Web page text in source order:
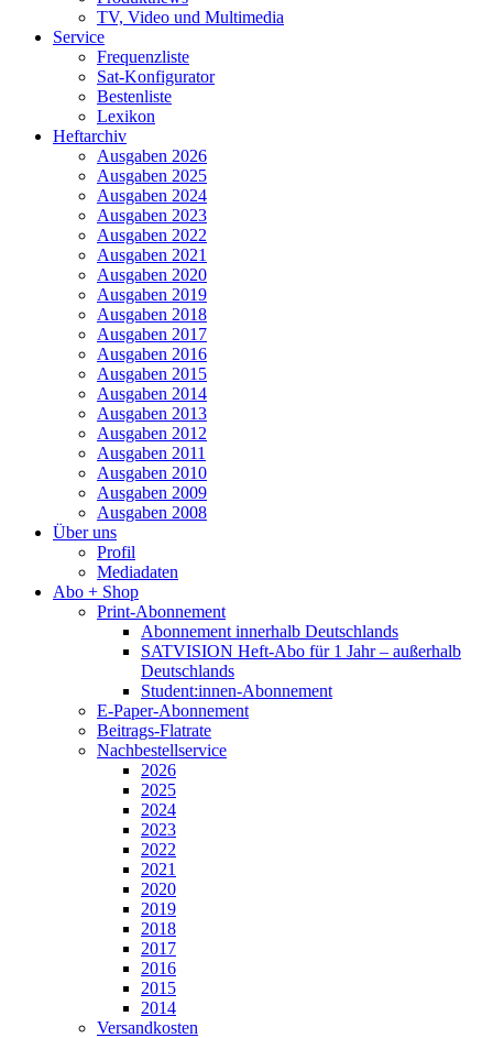
TV, Video und Multimedia
Service
Frequenzliste
Sat-Konfigurator
Bestenliste
Lexikon
Heftarchiv
Ausgaben 2026
Ausgaben 2025
Ausgaben 2024
Ausgaben 2023
Ausgaben 2022
Ausgaben 2021
Ausgaben 2020
Ausgaben 2019
Ausgaben 2018
Ausgaben 2017
Ausgaben 2016
Ausgaben 2015
Ausgaben 2014
Ausgaben 2013
Ausgaben 2012
Ausgaben 2011
Ausgaben 2010
Ausgaben 2009
Ausgaben 2008
Über uns
Profil
Mediadaten
Abo + Shop
Print-Abonnement
Abonnement innerhalb Deutschlands
SATVISION Heft-Abo für 1 Jahr – außerhalb
Deutschlands
Student:innen-Abonnement
E-Paper-Abonnement
Beitrags-Flatrate
Nachbestellservice
2026
2025
2024
2023
2022
2021
2020
2019
2018
2017
2016
2015
2014
Versandkosten